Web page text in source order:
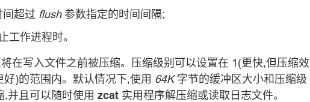
间超过 flush参数指定的时间间隔;
工作进程时。
在写入文件之前被压缩。压缩级别可以设置在 1(更快,但压缩效
)的范围内。默认情况下,使用 64K字节的缓冲区大小和压缩级
并且可以随时使用 zcat 实用程序解压缩或读取日志文件。